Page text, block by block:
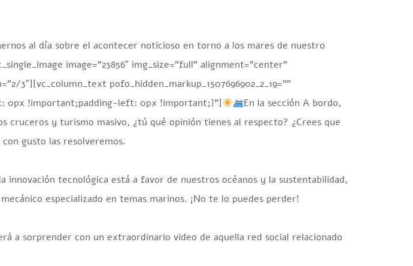
al día sobre el acontecer noticioso en torno a los mares de nuestro
image=”23856″ img_size=”full” alignment=”center”
3″][vc_column_text pofo_hidden_markup_1507696902_2_19=””
0px !important;padding-left: 0px !important;}”]
En la sección A bordo,
cruceros y turismo masivo, ¿tú qué opinión tienes al respecto? ¿Crees que
gusto las resolveremos.
innovación tecnológica está a favor de nuestros océanos y la sustentabilidad,
especializado en temas marinos. ¡No te lo puedes perder!
a sorprender con un extraordinario video de aquella red social relacionado